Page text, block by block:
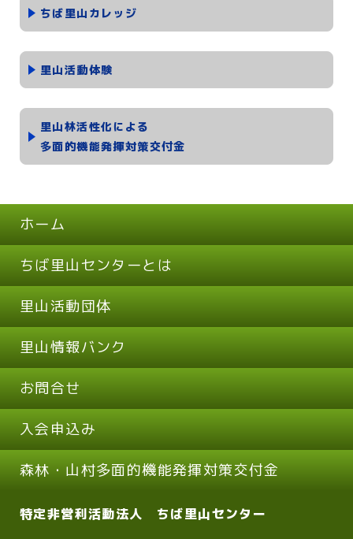
ちば里山カレッジ
里山活動体験
里山林活性化による
多面的機能発揮対策交付金
ホーム
ちば里山センターとは
里山活動団体
里山情報バンク
お問合せ
入会申込み
森林・山村多面的機能発揮対策交付金
特定非営利活動法人 ちば里山センター